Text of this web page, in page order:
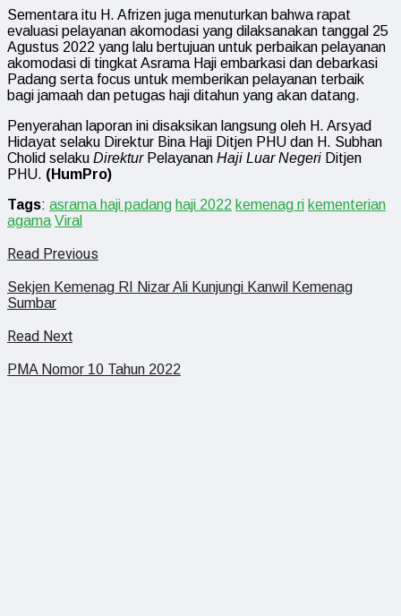
Sementara itu H. Afrizen juga menuturkan bahwa rapat
evaluasi pelayanan akomodasi yang dilaksanakan tanggal 25
Agustus 2022 yang lalu bertujuan untuk perbaikan pelayanan
akomodasi di tingkat Asrama Haji embarkasi dan debarkasi
Padang serta focus untuk memberikan pelayanan terbaik
bagi jamaah dan petugas haji ditahun yang akan datang.
Penyerahan laporan ini disaksikan langsung oleh H. Arsyad
Hidayat selaku Direktur Bina Haji Ditjen PHU dan H. Subhan
Cholid selaku DirekturPelayanan Haji Luar Negeri Ditjen
PHU. (HumPro)
Tags: asrama haji padang haji 2022 kemenag ri kementerian
agama Viral
Read Previous
Sekjen Kemenag RI Nizar Ali Kunjungi Kanwil Kemenag
Sumbar
Read Next
PMA Nomor 10 Tahun 2022